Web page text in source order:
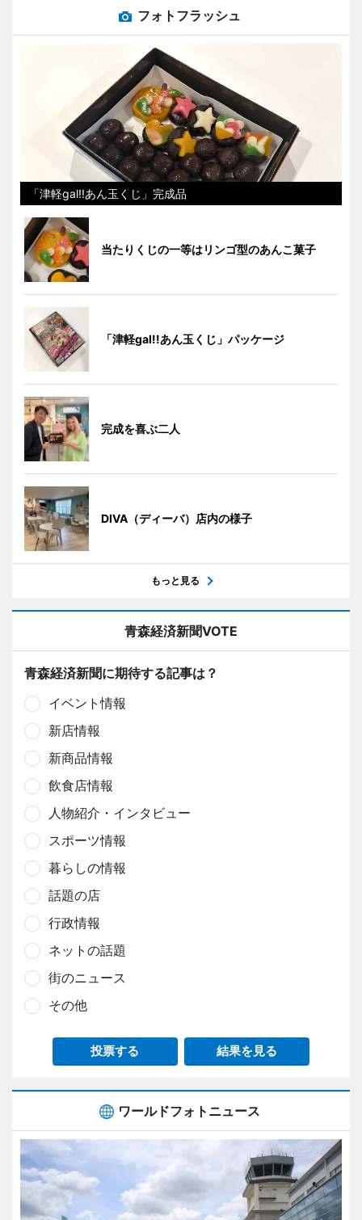
フォトフラッシュ
「津軽gal!!あん玉くじ」完成品
当たりくじの一等はリンゴ型のあんこ菓子
「津軽gal!!あん玉くじ」パッケージ
完成を喜ぶ二人
DIVA（ディーバ）店内の様子
もっと見る
青森経済新聞VOTE
青森経済新聞に期待する記事は？
イベント情報
新店情報
新商品情報
飲食店情報
人物紹介・インタビュー
スポーツ情報
暮らしの情報
話題の店
行政情報
ネットの話題
街のニュース
その他
投票する 結果を見る
ワールドフォトニュース